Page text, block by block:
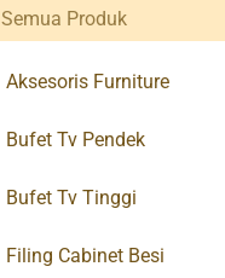
Semua Produk
Aksesoris Furniture
Bufet Tv Pendek
Bufet Tv Tinggi
Filing Cabinet Besi